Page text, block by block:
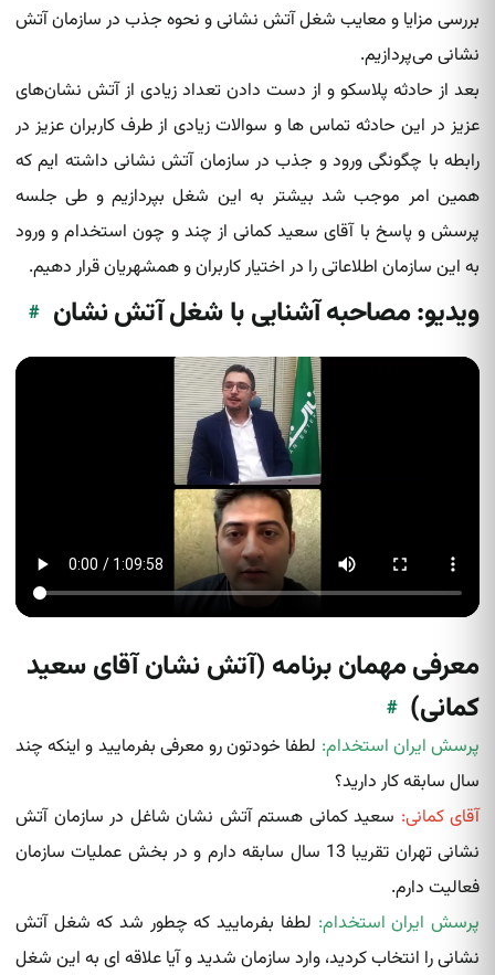
بررسی مزایا و معایب شغل آتش نشانی و نحوه جذب در سازمان آتش
نشانی می‌پردازیم.
بعد از حادثه پلاسکو و از دست دادن تعداد زیادی از آتش‌ نشان‌های
عزیز در این حادثه تماس ها و سوالات زیادی از طرف کاربران عزیز در
رابطه با چگونگی ورود و جذب در سازمان آتش‌ نشانی داشته ایم که
همین امر موجب شد بیشتر به این شغل بپردازیم و طی جلسه
پرسش و پاسخ با آقای سعید کمانی از چند و چون استخدام و ورود
به این سازمان اطلاعاتی را در اختیار کاربران و همشهریان قرار دهیم.
ویدیو: مصاحبه آشنایی با شغل آتش نشان #
معرفی مهمان برنامه (آتش نشان آقای سعید
کمانی) #
پرسش ایران استخدام: لطفا خودتون رو معرفی بفرمایید و اینکه چند
سال سابقه کار دارید؟
آقای کمانی: سعید کمانی هستم آتش‌ نشان‌ شاغل در سازمان آتش
نشانی تهران تقریبا 13 سال سابقه دارم و در بخش عملیات سازمان
فعالیت دارم.
پرسش ایران استخدام: لطفا بفرمایید که چطور شد که شغل آتش
نشانی‌ را انتخاب کردید، وارد سازمان شدید و آیا علاقه ای به این شغل